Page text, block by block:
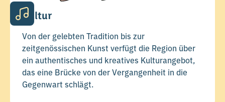
Kultur
Von der gelebten Tradition bis zur
zeitgenössischen Kunst verfügt die Region über
ein authentisches und kreatives Kulturangebot,
das eine Brücke von der Vergangenheit in die
Gegenwart schlägt.